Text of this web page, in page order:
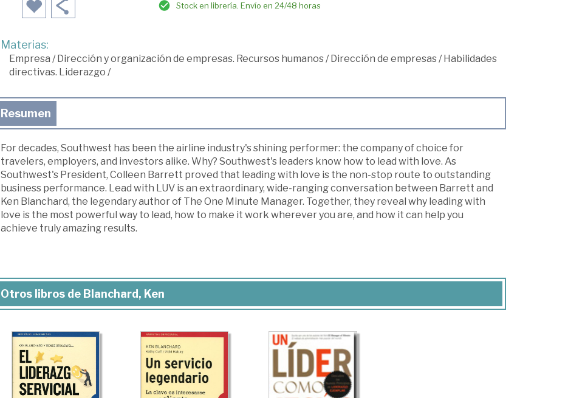
Stock en librería. Envío en 24/48 horas
Materias:
Empresa /Dirección y organización de empresas. Recursos humanos/Dirección de empresas/Habilidades
directivas. Liderazgo /
Resumen
For decades, Southwest has been the airline industry's shining performer: the company of choice for
travelers, employers, and investors alike. Why? Southwest's leaders know how to lead with love. As
Southwest's President, Colleen Barrett proved that leading with love is the non-stop route to outstanding
business performance. Lead with LUV is an extraordinary, wide-ranging conversation between Barrett and
Ken Blanchard, the legendary author of The One Minute Manager. Together, they reveal why leading with
love is the most powerful way to lead, how to make it work wherever you are, and how it can help you
achieve truly amazing results.
Otros libros de Blanchard, Ken